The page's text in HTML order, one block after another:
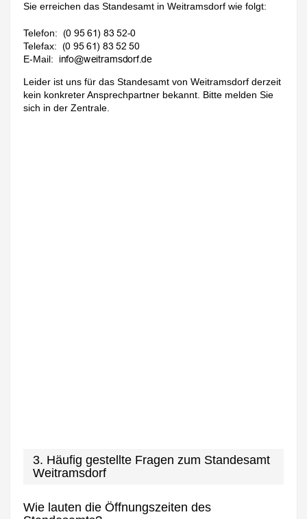
Sie erreichen das Standesamt in Weitramsdorf wie folgt:
Telefon:
Telefax:
E-Mail:
Leider ist uns für das Standesamt von Weitramsdorf derzeit
kein konkreter Ansprechpartner bekannt. Bitte melden Sie
sich in der Zentrale.
3. Häufig gestellte Fragen zum Standesamt
Weitramsdorf
Wie lauten die Öffnungszeiten des